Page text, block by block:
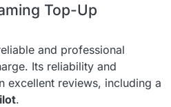
Top-Up
and professional
Its reliability and
excellent reviews, including a
.